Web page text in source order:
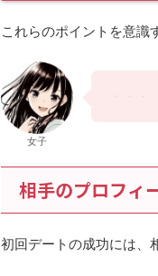
これらのポイントを意識
女子
相手のプロフィ
初回デートの成功には、